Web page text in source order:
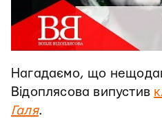
Нагадаємо, що
Відоплясова випустив
Галя.